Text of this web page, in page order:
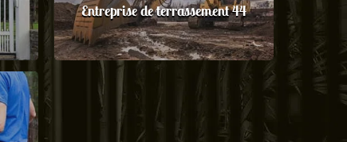
Entreprise de terrassement 44